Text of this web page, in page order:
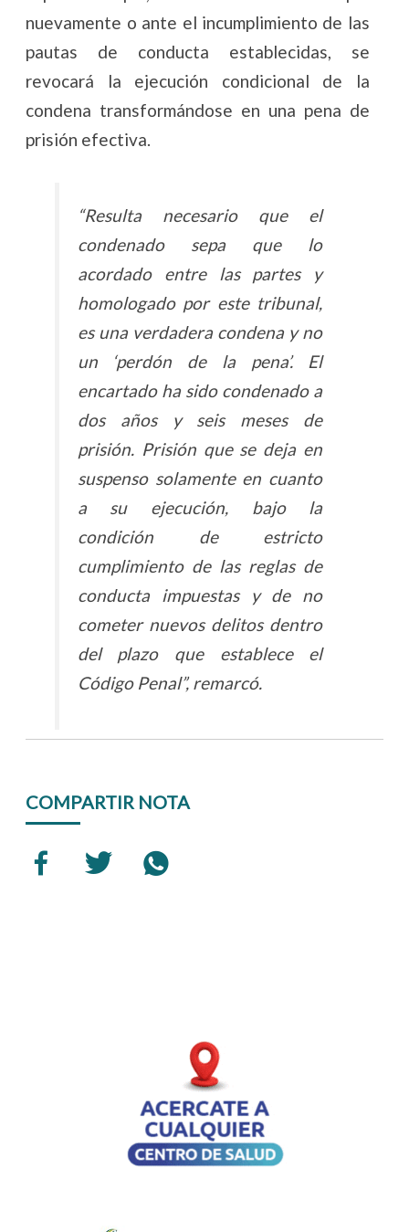
nuevamente o ante el incumplimiento de las
pautas de conducta establecidas, se
revocará la ejecución condicional de la
condena transformándose en una pena de
prisión efectiva.
“Resulta necesario que el
condenado sepa que lo
acordado entre las partes y
homologado por este tribunal,
es una verdadera condena y no
un ‘perdón de la pena’. El
encartado ha sido condenado a
dos años y seis meses de
prisión. Prisión que se deja en
suspenso solamente en cuanto
a su ejecución, bajo la
condición de estricto
cumplimiento de las reglas de
conducta impuestas y de no
cometer nuevos delitos dentro
del plazo que establece el
Código Penal”, remarcó.
COMPARTIR NOTA